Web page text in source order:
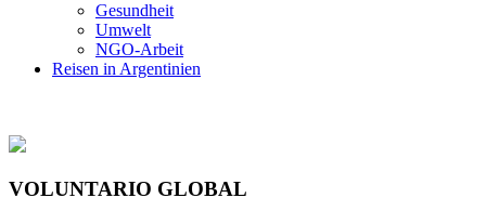
Gesundheit
Umwelt
NGO-Arbeit
Reisen in Argentinien
VOLUNTARIO GLOBAL